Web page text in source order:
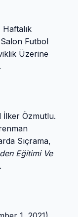
Futbol
Üzerine
İlker Özmutlu.
Sıçrama,
Eğitimi Ve